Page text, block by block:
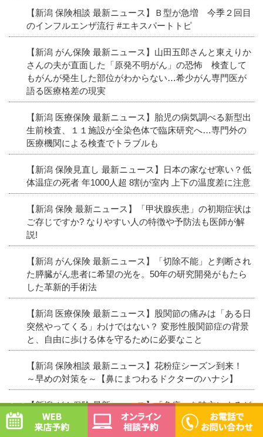
【新潟 保険相談 最新ニュース】Ｂ型が急増 今季２回目
のインフルエンザ流行 #エキスパートトピ
【新潟 がん保険 最新ニュース】山田五郎さんと東えりか
さんの夫が直面した「原発不明がん」の恐怖 検査して
もがんが発生した部位がわからない…希少がん専門医が
語る医療格差の現実
【新潟 医療保険 最新ニュース】胎児の病気調べる新型出
生前検査、１１施設が全染色体で臨床研究へ…専門外の
医療機関による検査でトラブルも
【新潟 保険見直し 最新ニュース】日本の家なぜ寒い？低
体温症の死者 年1000人超 8割が室内 上下の温度差に注意
【新潟 保険 最新ニュース】「甲状腺疾患」の初期症状は
ご存じですか? なりやすい人の特徴や予防法も医師が解
説!
【新潟 がん保険 最新ニュース】「切除不能」と判断され
た膵臓がん患者に希望の光を。50年の研究開発がもたら
した革新的手術法
【新潟 医療保険 最新ニュース】股関節の痛みは「ある日
突然やってくる」わけではない？ 変形性股関節症の背景
と、自由に歩ける体を守るために必要なこと
【新潟 保険相談 最新ニュース】花粉症シーズン到来！
～早めの対策を～【鼻にまつわるドクターのハナシ】
【新潟 がん保険 最新ニュース】「免疫」を味方にするが
ん治療 食道がん治療で示された新たな可能性 #エキス
パートトピ
WEB予約 オンライン相談予約